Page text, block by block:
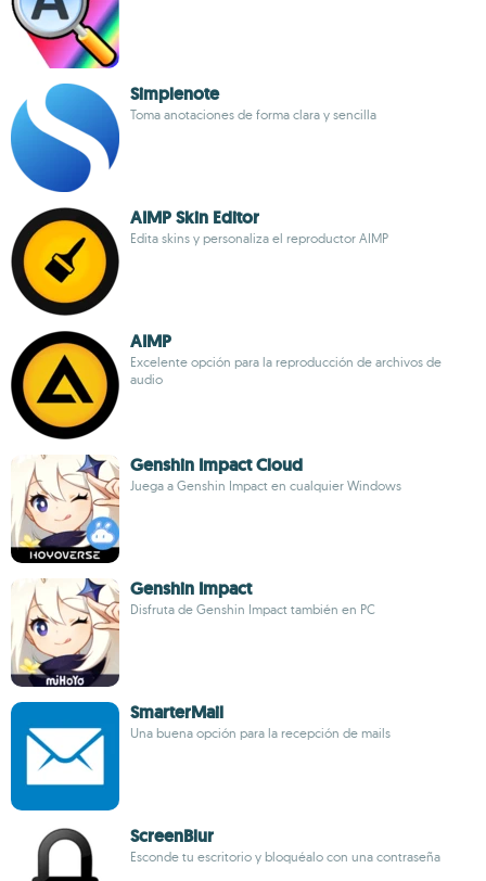
Simplenote
Toma anotaciones de forma clara y sencilla
AIMP Skin Editor
Edita skins y personaliza el reproductor AIMP
AIMP
Excelente opción para la reproducción de archivos de
audio
Genshin Impact Cloud
Juega a Genshin Impact en cualquier Windows
Genshin Impact
Disfruta de Genshin Impact también en PC
SmarterMail
Una buena opción para la recepción de mails
ScreenBlur
Esconde tu escritorio y bloquéalo con una contraseña